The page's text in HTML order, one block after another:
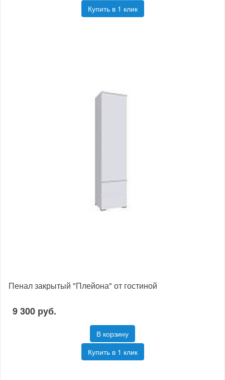
Купить в 1 клик
Пенал закрытый "Плейона" от гостиной
9 300 руб.
В корзину
Купить в 1 клик